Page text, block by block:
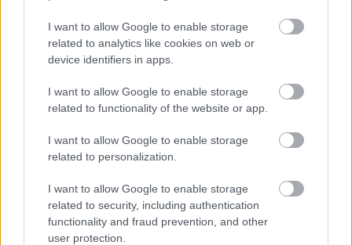
I want to allow Google to enable storage
related to analytics like cookies on web or
device identifiers in apps.
I want to allow Google to enable storage
related to functionality of the website or app.
I want to allow Google to enable storage
related to personalization.
I want to allow Google to enable storage
related to security, including authentication
functionality and fraud prevention, and other
user protection.
Ilustrim i një zemre të gjallë me enë gjaku dhe një
personi që stërvitet në një eliptik.
Klikoni ose prekni imazhin për më shumë informacion
dhe rezolucione më të larta.
Shumëllojshmëria e makinave
eliptike